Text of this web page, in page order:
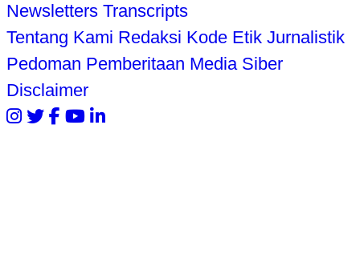
Newsletters Transcripts
Tentang Kami Redaksi Kode Etik Jurnalistik
Pedoman Pemberitaan Media Siber
Disclaimer